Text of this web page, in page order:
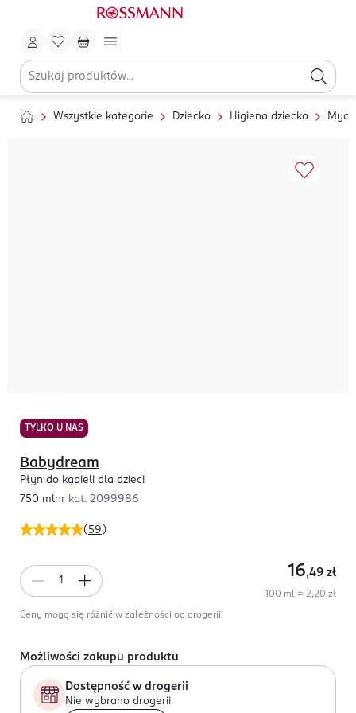
Wszystkie kategorie Dziecko Higiena dziecka
TYLKO U NAS
( 59 )
Babydream
Płyn do kąpieli dla dzieci
750 mlnr kat. 2099986
16,49 zł
100 ml = 2,20 zł
Ceny mogą się różnić w zależności od drogerii.
Możliwości zakupu produktu
Dostępność w drogerii
Nie wybrano drogerii